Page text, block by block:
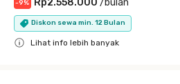
-9%
Diskon sewa min. 12 Bulan
Lihat info lebih banyak